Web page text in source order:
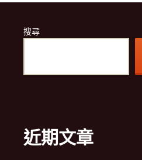
搜尋
近期文章